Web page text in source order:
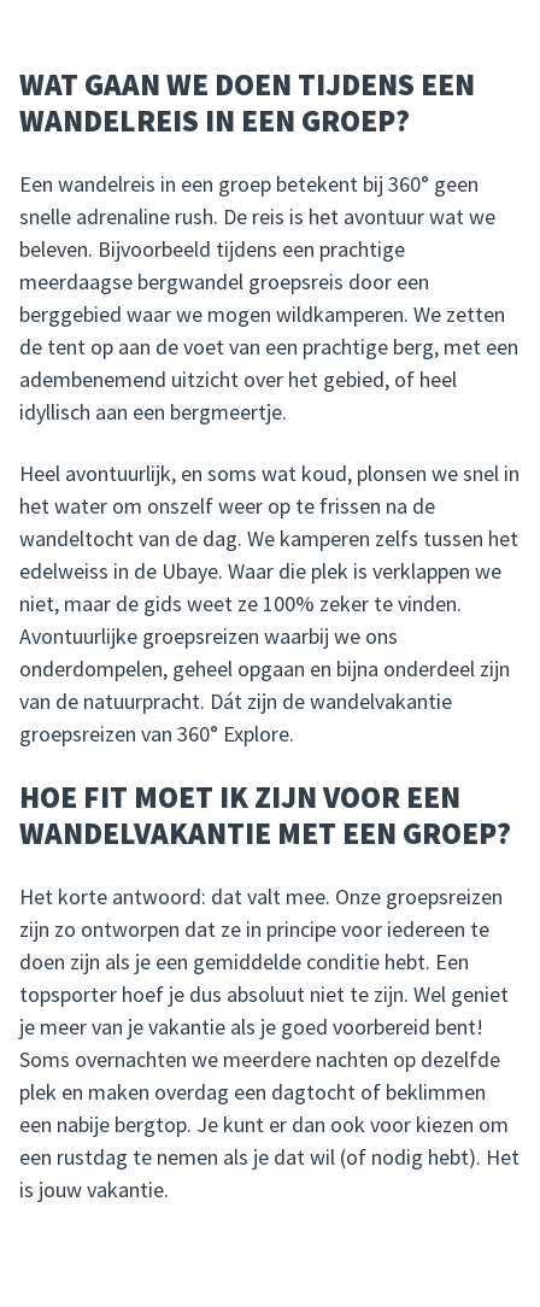
WAT GAAN WE DOEN TIJDENS EEN
WANDELREIS IN EEN GROEP?
Een wandelreis in een groep betekent bij 360° geen
snelle adrenaline rush. De reis is het avontuur wat we
beleven. Bijvoorbeeld tijdens een prachtige
meerdaagse bergwandel groepsreis door een
berggebied waar we mogen wildkamperen. We zetten
de tent op aan de voet van een prachtige berg, met een
adembenemend uitzicht over het gebied, of heel
idyllisch aan een bergmeertje.
Heel avontuurlijk, en soms wat koud, plonsen we snel in
het water om onszelf weer op te frissen na de
wandeltocht van de dag. We kamperen zelfs tussen het
edelweiss in de Ubaye. Waar die plek is verklappen we
niet, maar de gids weet ze 100% zeker te vinden.
Avontuurlijke groepsreizen waarbij we ons
onderdompelen, geheel opgaan en bijna onderdeel zijn
van de natuurpracht. Dát zijn de wandelvakantie
groepsreizen van 360° Explore.
HOE FIT MOET IK ZIJN VOOR EEN
WANDELVAKANTIE MET EEN GROEP?
Het korte antwoord: dat valt mee. Onze groepsreizen
zijn zo ontworpen dat ze in principe voor iedereen te
doen zijn als je een gemiddelde conditie hebt. Een
topsporter hoef je dus absoluut niet te zijn. Wel geniet
je meer van je vakantie als je goed voorbereid bent!
Soms overnachten we meerdere nachten op dezelfde
plek en maken overdag een dagtocht of beklimmen
een nabije bergtop. Je kunt er dan ook voor kiezen om
een rustdag te nemen als je dat wil (of nodig hebt). Het
is jouw vakantie.